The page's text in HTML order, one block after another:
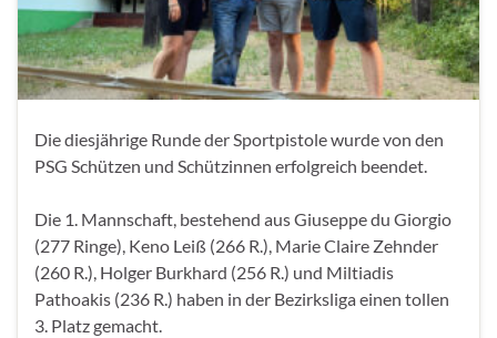
Die diesjährige Runde der Sportpistole wurde von den
PSG Schützen und Schützinnen erfolgreich beendet.
Die 1. Mannschaft, bestehend aus Giuseppe du Giorgio
(277 Ringe), Keno Leiß (266 R.), Marie Claire Zehnder
(260 R.), Holger Burkhard (256 R.) und Miltiadis
Pathoakis (236 R.) haben in der Bezirksliga einen tollen
3. Platz gemacht.